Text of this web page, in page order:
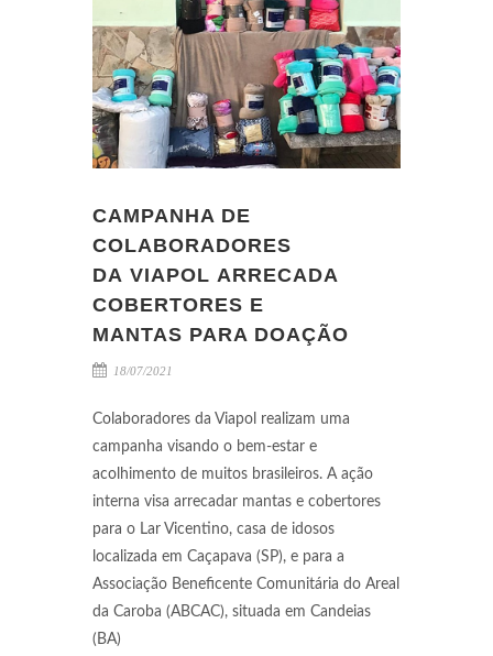
CAMPANHA DE
COLABORADORES
DA VIAPOL ARRECADA
COBERTORES E
MANTAS PARA DOAÇÃO
18/07/2021
Colaboradores da Viapol realizam uma
campanha visando o bem-estar e
acolhimento de muitos brasileiros. A ação
interna visa arrecadar mantas e cobertores
para o Lar Vicentino, casa de idosos
localizada em Caçapava (SP), e para a
Associação Beneficente Comunitária do Areal
da Caroba (ABCAC), situada em Candeias
(BA)